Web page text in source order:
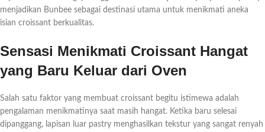
menjadikan Bunbee sebagai destinasi utama untuk menikmati aneka
isian croissant berkualitas.
Sensasi Menikmati Croissant Hangat
yang Baru Keluar dari Oven
Salah satu faktor yang membuat croissant begitu istimewa adalah
pengalaman menikmatinya saat masih hangat. Ketika baru selesai
dipanggang, lapisan luar pastry menghasilkan tekstur yang sangat renyah